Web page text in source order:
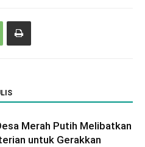
Merah Putih Melibatkan
untuk Gerakkan